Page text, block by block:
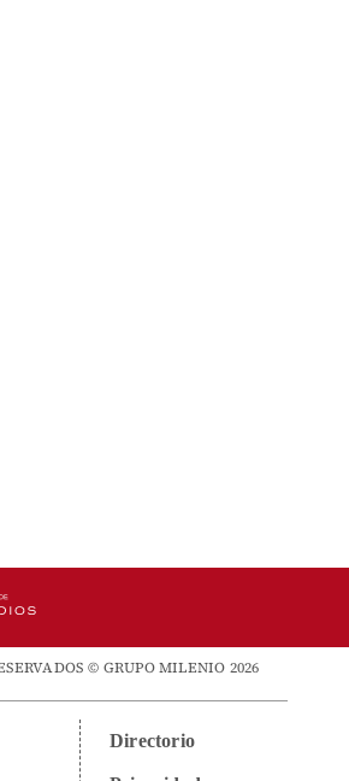
© GRUPO MILENIO 2026
Directorio